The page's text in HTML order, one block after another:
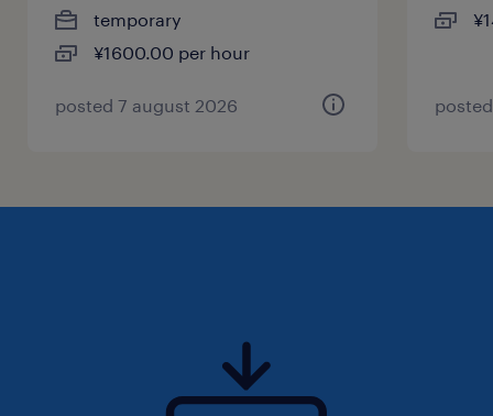
temporary
¥1600.00 per hour
posted 7 august 2026